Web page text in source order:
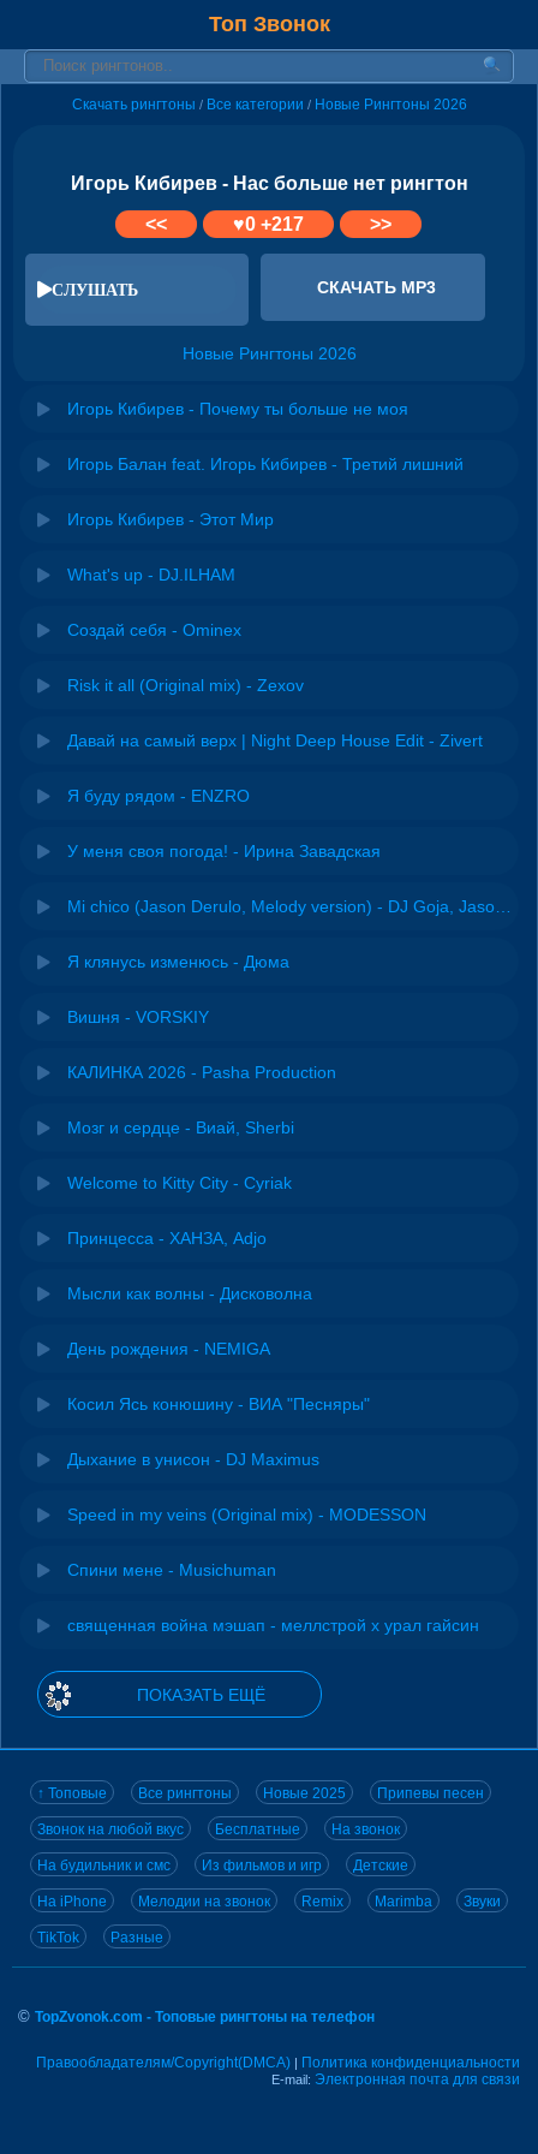
Топ Звонок
Скачать рингтоны / Все категории / Новые Рингтоны 2026
Игорь Кибирев - Нас больше нет рингтон
<<
♥0+217 >>
СЛУШАТЬ СКАЧАТЬ MP3
Новые Рингтоны 2026
Игорь Кибирев - Почему ты больше не моя
Игорь Балан feat. Игорь Кибирев - Третий лишний
Игорь Кибирев - Этот Мир
What's up - DJ.ILHAM
Создай себя - Ominex
Risk it all (Original mix) - Zexov
Давай на самый верх | Night Deep House Edit - Zivert
Я буду рядом - ENZRO
У меня своя погода! - Ирина Завадская
Я клянусь изменюсь - Дюма
Вишня - VORSKIY
КАЛИНКА 2026 - Pasha Production
Мозг и сердце - Виай, Sherbi
Welcome to Kitty City - Cyriak
Принцесса - ХАНЗА, Adjo
Мысли как волны - Дисковолна
День рождения - NEMIGA
Косил Ясь конюшину - ВИА "Песняры"
Дыхание в унисон - DJ Maximus
Speed in my veins (Original mix) - MODESSON
Спини мене - Musichuman
священная война мэшап - меллстрой х урал гайсин
ПОКАЗАТЬ ЕЩЁ
↑ Топовые Все рингтоны Новые 2025 Припевы песен
Звонок на любой вкус Бесплатные На звонок
На будильник и смс Из фильмов и игр Детские
На iPhone Мелодии на звонок Remix Marimba Звуки
TikTok Разные
© TopZvonok.com - Топовые рингтоны на телефон
Правообладателям/Copyright(DMCA) | Политика конфиденциальности
E-mail: Электронная почта для связи